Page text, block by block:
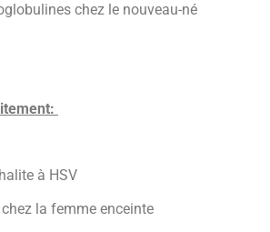
chez le nouveau-né
à HSV
la femme enceinte